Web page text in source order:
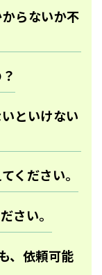
らないか不
といけない
ください。
さい。
、依頼可能